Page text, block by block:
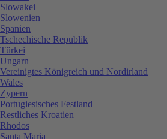
Slowakei
Slowenien
Spanien
Tschechische Republik
Türkei
Ungarn
Vereinigtes Königreich und Nordirland
Wales
Zypern
Portugiesisches Festland
Restliches Kroatien
Rhodos
Santa Maria